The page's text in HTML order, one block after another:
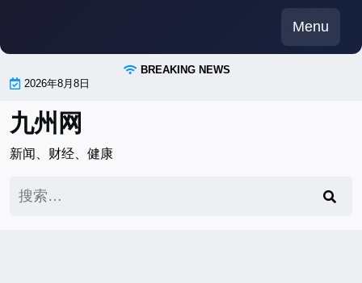
content
Menu
BREAKING NEWS
2026年8月8日
九州网
新闻、财经、健康
索：